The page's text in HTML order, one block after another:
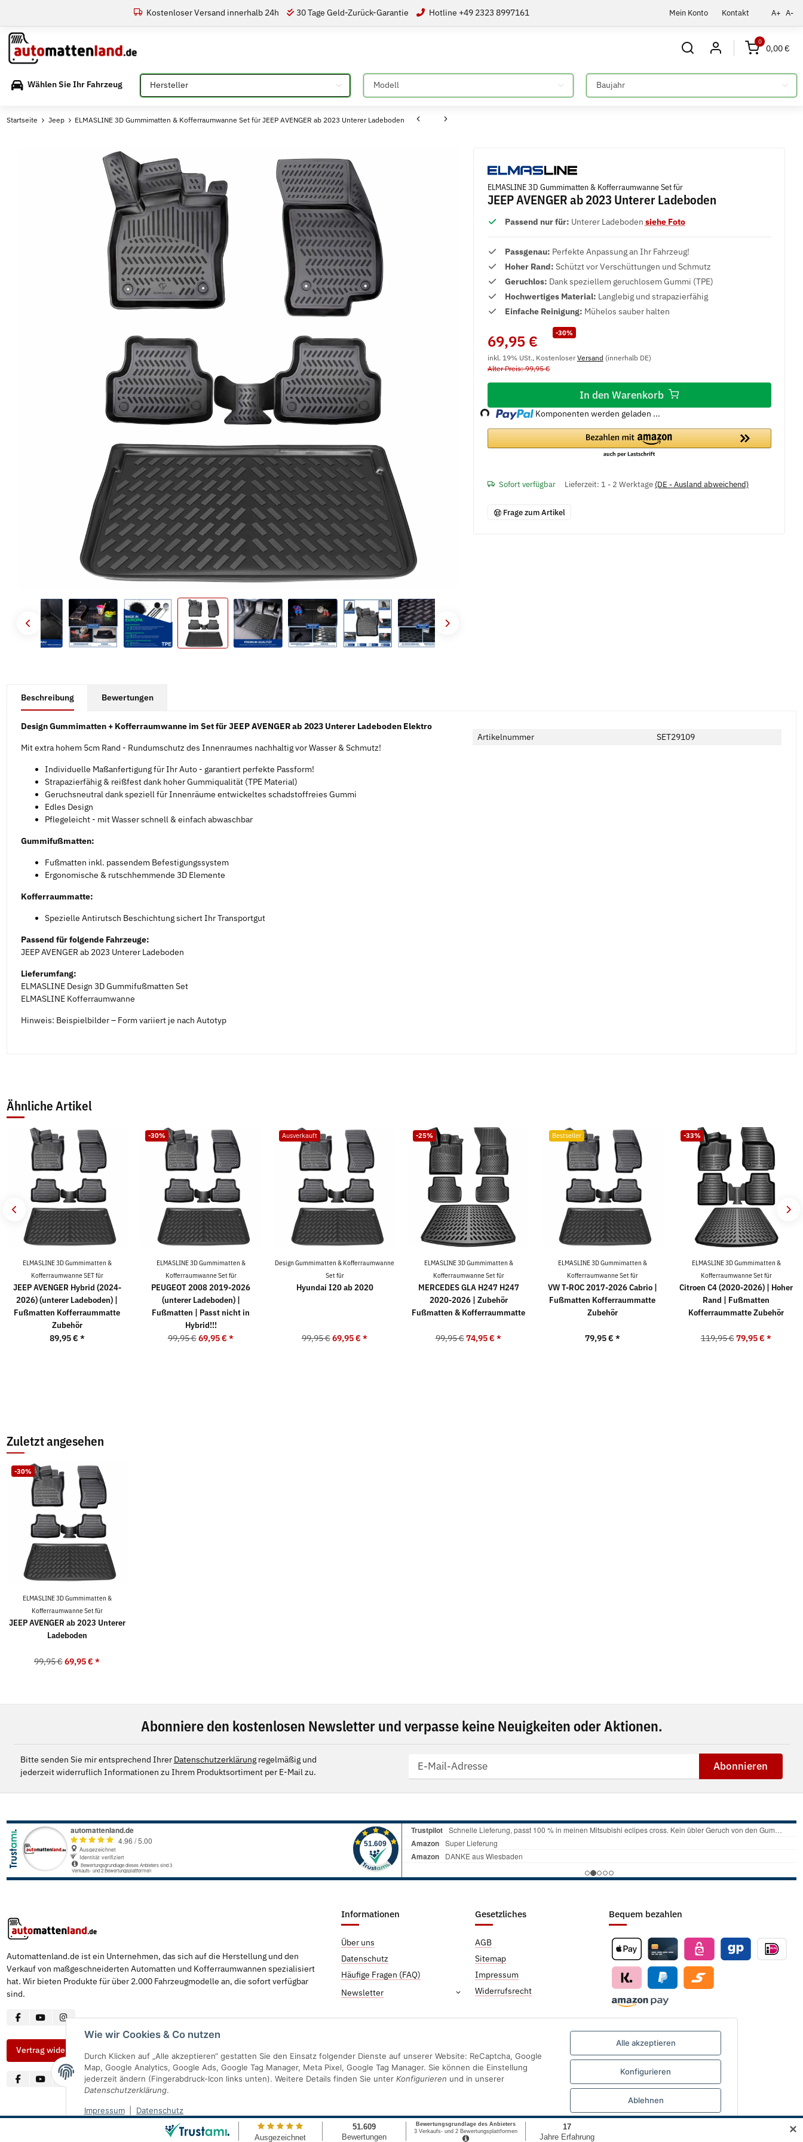
Wie wir Cookies & Co nutzen
Durch Klicken auf „Alle akzeptieren“ gestatten Sie den Einsatz folgender Dienste auf unserer Website: ReCaptcha, Google
Map, Google Analytics, Google Ads, Google Tag Manager, Meta Pixel, Google Tag Manager. Sie können die Einstellung
jederzeit ändern (Fingerabdruck-Icon links unten). Weitere Details finden Sie unter Konfigurieren und in unserer
Datenschutzerklärung.
Impressum Datenschutz
Alle akzeptieren
Konfigurieren
Ablehnen
Mein Konto Kontakt A+ A-
Kostenloser Versand innerhalb 24h 30 Tage Geld-Zurück-Garantie Hotline +49 2323 8997161
0
0,00 €
Wählen Sie Ihr Fahrzeug Bitte auswählen Bitte auswählen Bitte auswählen
Startseite Jeep ELMASLINE 3D Gummimatten & Kofferraumwanne Set für JEEP AVENGER ab 2023 Unterer Ladeboden
ELMASLINE 3D Gummimatten & Kofferraumwanne Set für
JEEP AVENGER ab 2023 Unterer Ladeboden
Passend nur für: Unterer Ladeboden siehe Foto
Passgenau: Perfekte Anpassung an Ihr Fahrzeug!
Hoher Rand: Schützt vor Verschüttungen und Schmutz
Geruchlos: Dank speziellem geruchlosem Gummi (TPE)
Hochwertiges Material: Langlebig und strapazierfähig
Einfache Reinigung: Mühelos sauber halten
-30%
69,95 €
inkl. 19% USt., KostenloserVersand (innerhalb DE)
Alter Preis: 99,95 €
In den Warenkorb
Loading... Komponenten werden geladen ...
Sofort verfügbar Lieferzeit: 1 - 2 Werktage (DE - Ausland abweichend)
Frage zum Artikel
Beschreibung Bewertungen
Design Gummimatten + Kofferraumwanne im Set für JEEP AVENGER ab 2023 Unterer Ladeboden Elektro
Mit extra hohem 5cm Rand - Rundumschutz des Innenraumes nachhaltig vor Wasser & Schmutz!
Individuelle Maßanfertigung für Ihr Auto - garantiert perfekte Passform!
Strapazierfähig & reißfest dank hoher Gummiqualität (TPE Material)
Geruchsneutral dank speziell für Innenräume entwickeltes schadstoffreies Gummi
Edles Design
Pflegeleicht - mit Wasser schnell & einfach abwaschbar
Gummifußmatten:
Fußmatten inkl. passendem Befestigungssystem
Ergonomische & rutschhemmende 3D Elemente
Kofferraummatte:
Spezielle Antirutsch Beschichtung sichert Ihr Transportgut
Passend für folgende Fahrzeuge:
JEEP AVENGER ab 2023 Unterer Ladeboden
Lieferumfang:
ELMASLINE Design 3D Gummifußmatten Set
ELMASLINE Kofferraumwanne
Hinweis: Beispielbilder – Form variiert je nach Autotyp
Artikelnummer SET29109
Ähnliche Artikel
ELMASLINE 3D Gummimatten &
Kofferraumwanne SET für
JEEP AVENGER Hybrid (2024-
2026) (unterer Ladeboden) |
Fußmatten Kofferraummatte
Zubehör
89,95 € *
-30%
ELMASLINE 3D Gummimatten &
Kofferraumwanne Set für
PEUGEOT 2008 2019-2026
(unterer Ladeboden) |
Fußmatten | Passt nicht in
Hybrid!!!
99,95 € 69,95 €*
Ausverkauft
Design Gummimatten & Kofferraumwanne
Set für
Hyundai I20 ab 2020
99,95 € 69,95 €*
-25%
ELMASLINE 3D Gummimatten &
Kofferraumwanne Set für
MERCEDES GLA H247 H247
2020-2026 | Zubehör
Fußmatten & Kofferraummatte
99,95 € 74,95 €*
Bestseller
ELMASLINE 3D Gummimatten &
Kofferraumwanne Set für
VW T-ROC 2017-2026 Cabrio |
Fußmatten Kofferraummatte
Zubehör
79,95 € *
-33%
ELMASLINE 3D Gummimatten &
Kofferraumwanne Set für
Citroen C4 (2020-2026) | Hoher
Rand | Fußmatten
Kofferraummatte Zubehör
119,95 € 79,95 €*
Zuletzt angesehen
-30%
ELMASLINE 3D Gummimatten &
Kofferraumwanne Set für
JEEP AVENGER ab 2023 Unterer
Ladeboden
99,95 € 69,95 €*
Abonniere den kostenlosen Newsletter und verpasse keine Neuigkeiten oder Aktionen.
Bitte senden Sie mir entsprechend Ihrer Datenschutzerklärungregelmäßig und
jederzeit widerruflich Informationen zu Ihrem Produktsortiment per E-Mail zu.
Abonnieren
Automattenland.de ist ein Unternehmen, das sich auf die Herstellung und den
Verkauf von maßgeschneiderten Automatten und Kofferraumwannen spezialisiert
hat. Wir bieten Produkte für über 2.000 Fahrzeugmodelle an, die sofort verfügbar
sind.
Informationen
Über uns
Datenschutz
Häufige Fragen (FAQ)
Newsletter
Gesetzliches
AGB
Sitemap
Impressum
Widerrufsrecht
Bequem bezahlen
Vertrag widerrufen
* Alle Preise inkl. gesetzlicher USt., inkl.Versand ✕